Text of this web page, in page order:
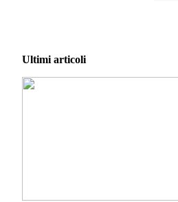
Ultimi articoli